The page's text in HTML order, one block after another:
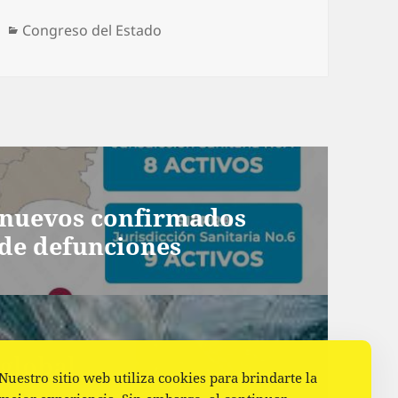
Categorías
Congreso del Estado
confirmados
defunciones
sitio web utiliza cookies para brindarte la